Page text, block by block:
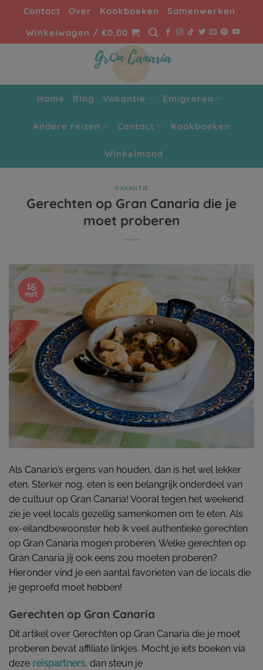
inhoud
Contact Over Kookboeken
Samenwerken
Winkelwagen / €0,00
Home Blog Vakantie Emigreren
Andere reizen Contact Kookboeken
Winkelmand
VAKANTIE
Gerechten op Gran Canaria die je
moet proberen
15
mrt
Als Canario’s ergens van houden, dan is het wel lekker
eten. Sterker nog, eten is een belangrijk onderdeel van
de cultuur op Gran Canaria! Vooral tegen het weekend
zie je veel locals gezellig samenkomen om te eten. Als
ex-eilandbewoonster heb ik veel authentieke gerechten
op Gran Canaria mogen proberen. Welke gerechten op
Gran Canaria jij ook eens zou moeten proberen?
Hieronder vind je een aantal favorieten van de locals die
je geproefd moet hebben!
Gerechten op Gran Canaria
Dit artikel over Gerechten op Gran Canaria die je moet
proberen bevat affiliate linkjes. Mocht je iets boeken via
deze reispartners, dan steun je